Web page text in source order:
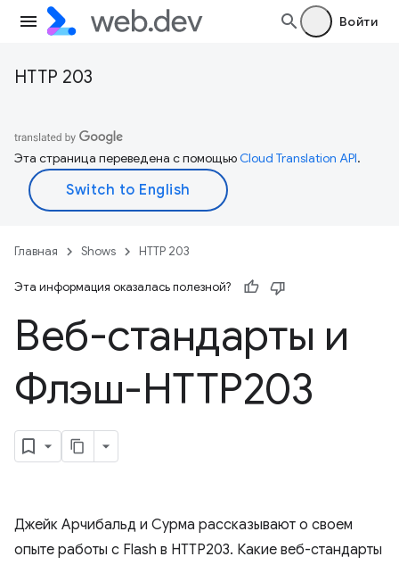
Войти
HTTP 203
Эта страница переведена с помощьюCloud Translation API.
Главная Shows HTTP 203
Эта информация оказалась полезной?
Веб-стандарты и
Флэш-HTTP203
Джейк Арчибальд и Сурма рассказывают о своем
опыте работы с Flash в HTTP203. Какие веб-стандарты